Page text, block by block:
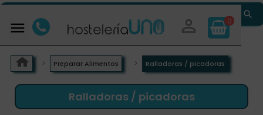
  0

Preparar Alimentos Ralladoras / picadoras
Ralladoras / picadoras